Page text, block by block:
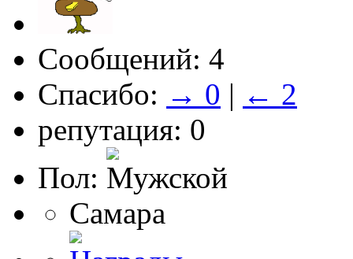
Сообщений: 4
Спасибо: → 0 | ← 2
репутация: 0
Пол:
Самара